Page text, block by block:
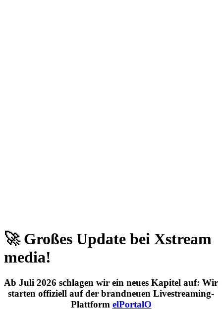
🚀 Großes Update bei Xstream
media!
Ab Juli 2026 schlagen wir ein neues Kapitel auf: Wir
starten offiziell auf der brandneuen Livestreaming-
Plattform elPortalO